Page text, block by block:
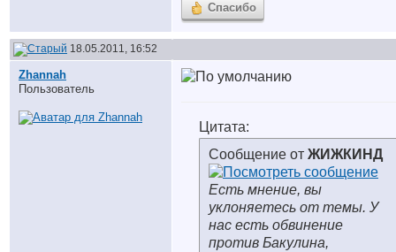
Спасибо
18.05.2011, 16:52
Zhannah
Пользователь
Цитата:
Сообщение от ЖИЖКИНД
Есть мнение, вы
уклоняетесь от темы. У
нас есть обвинение
против Бакулина,